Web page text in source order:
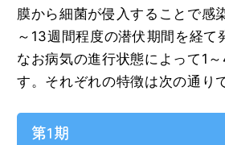
膜から細菌が侵入することで感
～13週間程度の潜伏期間を経て
なお病気の進行状態によって1
す。それぞれの特徴は次の通り
第1期